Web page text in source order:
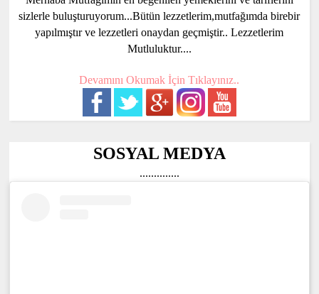
sizlerle buluşturuyorum...Bütün lezzetlerim,mutfağımda birebir
yapılmıştır ve lezzetleri onaydan geçmiştir.. Lezzetlerim
Mutluluktur....
Devamını Okumak İçin Tıklayınız..
SOSYAL MEDYA
..............